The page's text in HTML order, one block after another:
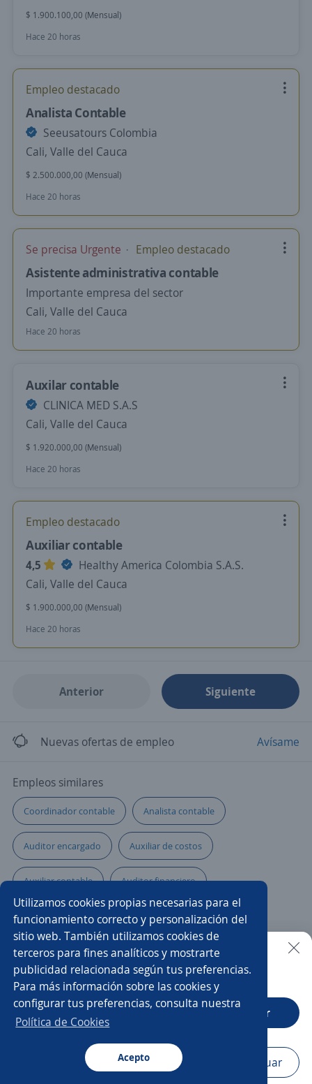
Utilizamos cookies propias necesarias para el
funcionamiento correcto y personalización del
sitio web. También utilizamos cookies de
terceros para fines analíticos y mostrarte
publicidad relacionada según tus preferencias.
Para más información sobre las cookies y
configurar tus preferencias, consulta nuestra
Política de Cookies
Acepto
$ 1.900.100,00 (Mensual)
Hace 20 horas
Empleo destacado
Analista Contable
Seeusatours Colombia
Cali, Valle del Cauca
$ 2.500.000,00 (Mensual)
Hace 20 horas
Se precisa Urgente Empleo destacado
Asistente administrativa contable
Importante empresa del sector
Cali, Valle del Cauca
Hace 20 horas
Auxilar contable
CLINICA MED S.A.S
Cali, Valle del Cauca
$ 1.920.000,00 (Mensual)
Hace 20 horas
Empleo destacado
Auxiliar contable
4,5
Healthy America Colombia S.A.S.
Cali, Valle del Cauca
$ 1.900.000,00 (Mensual)
Hace 20 horas
Anterior Siguiente
Nuevas ofertas de empleo Avísame
Empleos similares
Coordinador contable Analista contable
Auditor encargado Auxiliar de costos
Auxiliar contable Auditor financiero
Asesores de servicio Analista de cobranzas
Gerente de impuestos Pasante
Supervisor cobranza Gerente comercial
Contador financiero
Asistente cobranza
Buscar es más fácil en la app
CT App Abrir
Navegador Continuar